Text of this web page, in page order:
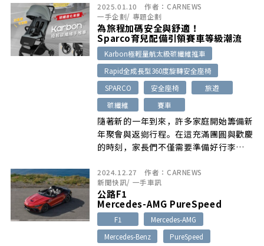
材質，突破創意界限。
2025.01.10 作者： CARNEWS
一手企劃/ 專題企劃
為旅程加碼安全與舒適！
Sparco育兒配備引領賽車等級潮流
Karbon極輕量航太級碳纖維推車
Rapid全成長型360度旋轉安全座椅
SPARCO
安全座椅
旅遊
碳纖維
賽車
隨著新的一年到來，許多家庭開始籌備新
年聚會與返鄉行程。在這充滿團圓與歡慶
的時刻，家長們不僅需要準備好行李…
2024.12.27 作者： CARNEWS
新聞快訊/ 一手車訊
公路F1
Mercedes-AMG PureSpeed
F1
Mercedes-AMG
Mercedes-Benz
PureSpeed